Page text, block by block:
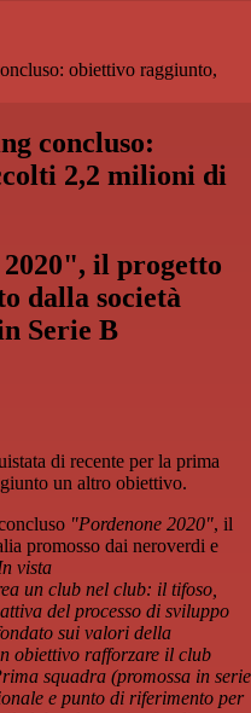
obiettivo raggiunto,
concluso:
2,2 milioni di
2020", il progetto
dalla società
Serie B
di recente per la prima
un altro obiettivo.
"Pordenone 2020", il
promosso dai neroverdi e
vista
un club nel club: il tifoso,
del processo di sviluppo
sui valori della
obiettivo rafforzare il club
squadra (promossa in serie
e punto di riferimento per